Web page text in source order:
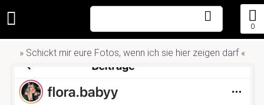
0
» Schickt mir eure Fotos, wenn ich sie hier zeigen darf «